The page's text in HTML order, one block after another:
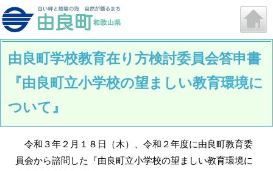
由良町学校教育在り方検討委員会答申書
『由良町立小学校の望ましい教育環境に
ついて』
令和３年２月１８日（木）、令和２年度に由良町教育委
員会から諮問した『由良町立小学校の望ましい教育環境に